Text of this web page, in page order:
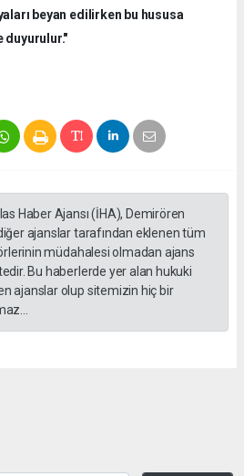
beyan edilirken bu hususa
duyurulur."
Haber Ajansı (İHA), Demirören
ajanslar tarafından eklenen tüm
müdahalesi olmadan ajans
Bu haberlerde yer alan hukuki
ajanslar olup sitemizin hiç bir